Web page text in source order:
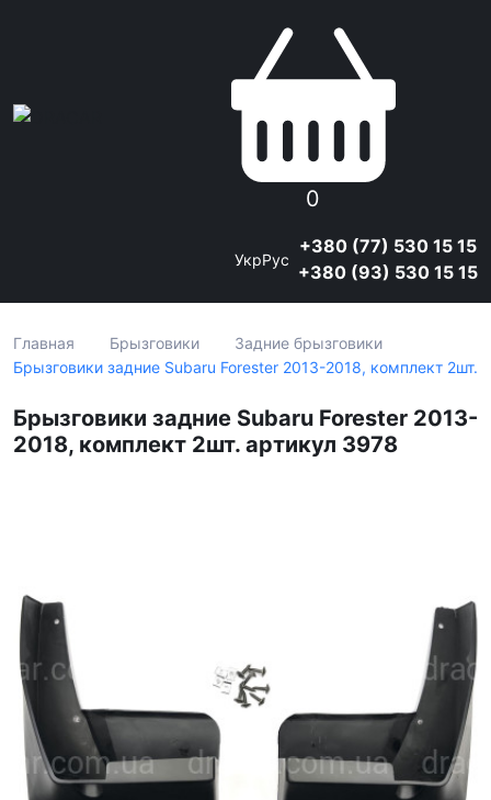
0
УкрРус
+380 (77) 530 15 15
+380 (93) 530 15 15
Главная Брызговики
Задние брызговики
Брызговики задние Subaru Forester 2013-2018, комплект 2шт.
Брызговики задние Subaru Forester 2013-
2018, комплект 2шт. артикул 3978